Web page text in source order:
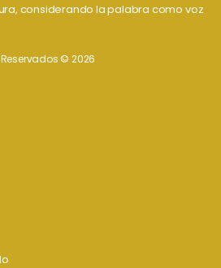
considerando la palabra como voz
© 2026